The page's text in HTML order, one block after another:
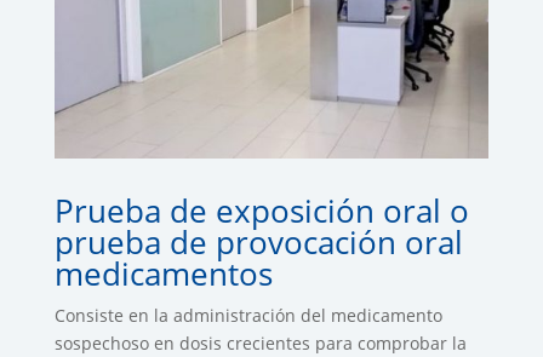
Prueba de exposición oral o
prueba de provocación oral
medicamentos
Consiste en la administración del medicamento
sospechoso en dosis crecientes para comprobar la